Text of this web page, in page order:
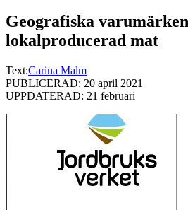
Geografiska
lokalproducerad mat
Text:Carina Malm
PUBLICERAD: 20 april 2021
UPPDATERAD: 21 februari